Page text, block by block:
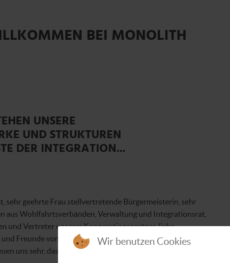
BEI MONOLITH
UNSERE
UND STRUKTUREN
DER INTEGRATION...
sehr geehrte Frau stellvertretende Bürgermeisterin, sehr
aus Wohlfahrtsverbänden, Verwaltung und Integrationsrat,
und Vertreter unserer Kooperationspartner, liebe
Freunde von Monolith, heute ist ein besonderer Tag für
uns sehr, dass Sie ihn gemeinsam mit uns feiern.
Wir benutzen Cookies